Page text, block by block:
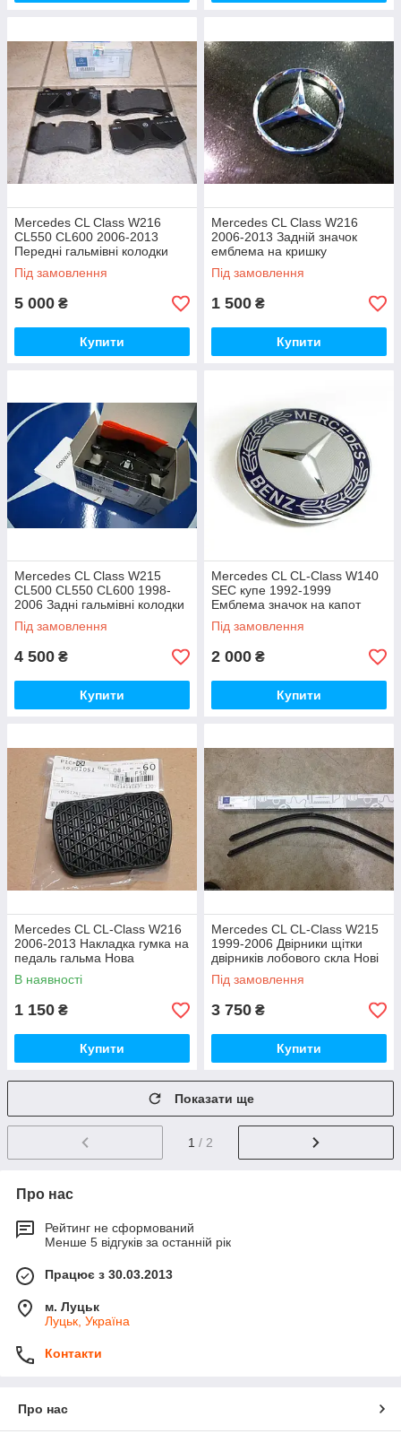
Mercedes CL Class W216
CL550 CL600 2006-2013
Передні гальмівні колодки
Нові Оригінал
Під замовлення
5 000 ₴
Купити
Mercedes CL Class W216
2006-2013 Задній значок
емблема на кришку
багажника Новий Оригінал
Під замовлення
1 500 ₴
Купити
Mercedes CL Class W215
CL500 CL550 CL600 1998-
2006 Задні гальмівні колодки
Нові Оригінал
Під замовлення
4 500 ₴
Купити
Mercedes CL CL-Class W140
SEC купе 1992-1999
Емблема значок на капот
Новий Оригінал
Під замовлення
2 000 ₴
Купити
Mercedes CL CL-Class W216
2006-2013 Накладка гумка на
педаль гальма Нова
Оригінал
В наявності
1 150 ₴
Купити
Mercedes CL CL-Class W215
1999-2006 Двірники щітки
двірників лобового скла Нові
Оригінал
Під замовлення
3 750 ₴
Купити
Показати ще
1 / 2
Про нас
Рейтинг не сформований
Менше 5 відгуків за останній рік
Працює з 30.03.2013
м. Луцьк
Луцьк, Україна
Контакти
Про нас